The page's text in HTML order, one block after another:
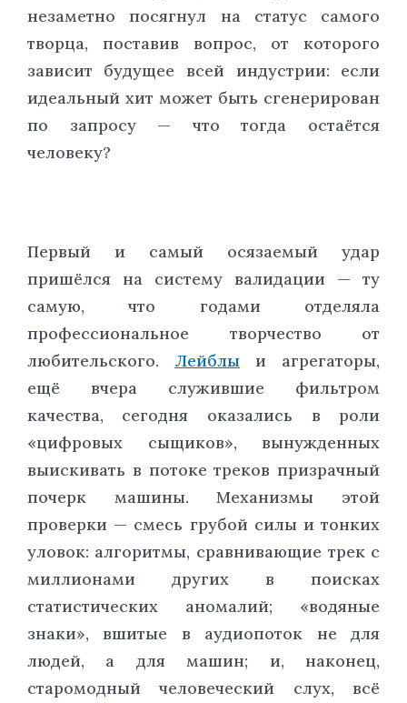
незаметно посягнул на статус самого
творца, поставив вопрос, от которого
зависит будущее всей индустрии: если
идеальный хит может быть сгенерирован
по запросу — что тогда остаётся
человеку?
Первый и самый осязаемый удар
пришёлся на систему валидации — ту
самую, что годами отделяла
профессиональное творчество от
любительского. Лейблыи агрегаторы,
ещё вчера служившие фильтром
качества, сегодня оказались в роли
«цифровых сыщиков», вынужденных
выискивать в потоке треков призрачный
почерк машины. Механизмы этой
проверки — смесь грубой силы и тонких
уловок: алгоритмы, сравнивающие трек с
миллионами других в поисках
статистических аномалий; «водяные
знаки», вшитые в аудиопоток не для
людей, а для машин; и, наконец,
старомодный человеческий слух, всё